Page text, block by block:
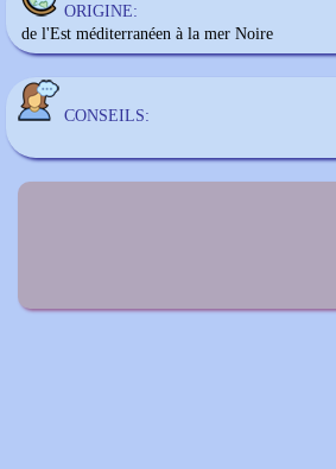
ORIGINE:
de l'Est méditerranéen à la mer Noire
CONSEILS: